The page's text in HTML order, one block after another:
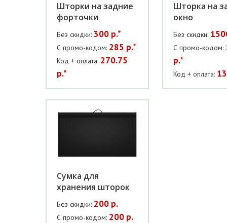
Шторки на задние
форточки
Без скидки: 300 р.*
С промо-кодом: 285 р.*
Код + оплата: 270.75
р.*
Шторка на
окно
Без скидки:
С промо-кодом:
р.*
Код + оплата:
Сумка для
хранения шторок
Без скидки: 200 р.
С промо-кодом: 200 р.